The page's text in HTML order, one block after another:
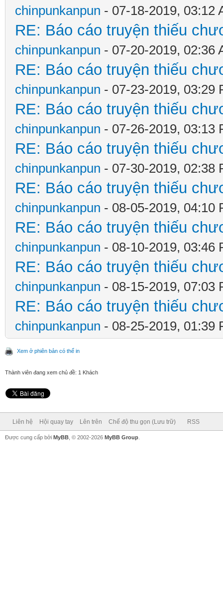
chinpunkanpun - 07-18-2019, 03:12
RE: Báo cáo truyện thiếu
chinpunkanpun - 07-20-2019, 02:36
RE: Báo cáo truyện thiếu
chinpunkanpun - 07-23-2019, 03:29
RE: Báo cáo truyện thiếu
chinpunkanpun - 07-26-2019, 03:13
RE: Báo cáo truyện thiếu
chinpunkanpun - 07-30-2019, 02:38
RE: Báo cáo truyện thiếu
chinpunkanpun - 08-05-2019, 04:10
RE: Báo cáo truyện thiếu
chinpunkanpun - 08-10-2019, 03:46
RE: Báo cáo truyện thiếu
chinpunkanpun - 08-15-2019, 07:03
RE: Báo cáo truyện thiếu
chinpunkanpun - 08-25-2019, 01:39
Xem ở phiên bản có thể in
Thành viên đang xem chủ đề: 1 Khách
Liên hệ Hội quay tay Lên trên Chế độ thu gọn (Lưu trữ) RSS
Được cung cấp bởi MyBB , © 2002-2026 MyBB Group